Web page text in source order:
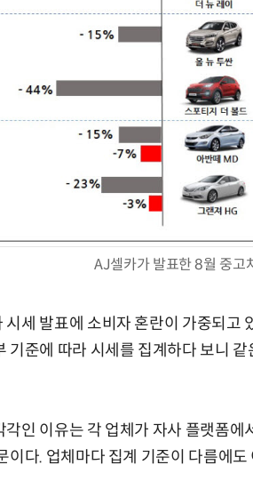
AJ셀카가 발표한 8월 중고
시세 발표에 소비자 혼란이 가중되고
기준에 따라 시세를 집계하다 보니
각인 이유는 각 업체가 자사 플랫폼
이다. 업체마다 집계 기준이 다름에